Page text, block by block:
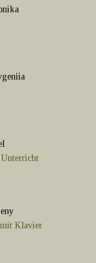
Unterricht
Klavier